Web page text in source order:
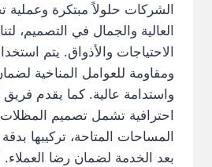
الشركات حلولاً مبتكرة وعملية
العالية والجمال في التصميم،
الاحتياجات والأذواق. يتم
ومقاومة للعوامل المناخية
واستدامة عالية. كما يقدم
احترافية تشمل تصميم
المساحات المتاحة، تركيبها
بعد الخدمة لضمان رضا